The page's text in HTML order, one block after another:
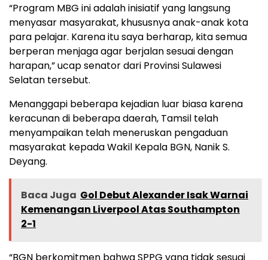
“Program MBG ini adalah inisiatif yang langsung
menyasar masyarakat, khususnya anak-anak kota
para pelajar. Karena itu saya berharap, kita semua
berperan menjaga agar berjalan sesuai dengan
harapan,” ucap senator dari Provinsi Sulawesi
Selatan tersebut.
Menanggapi beberapa kejadian luar biasa karena
keracunan di beberapa daerah, Tamsil telah
menyampaikan telah meneruskan pengaduan
masyarakat kepada Wakil Kepala BGN, Nanik S.
Deyang.
Baca Juga Gol Debut Alexander Isak Warnai
Kemenangan Liverpool Atas Southampton
2-1